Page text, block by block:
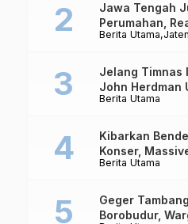
Berita Utama
Jawa Tengah
Perumahan,
Triliun
Berita Utama
Jelang Timnas
John Herdman
Dipertaruhkan
Berita Utama
Kibarkan
Konser,
Masuk
Geger
Borobudur,